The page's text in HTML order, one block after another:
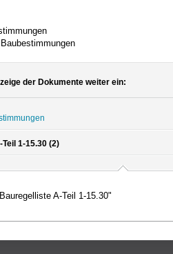
der Dokumente weiter ein:
1-15.30 (2)
A-Teil 1-15.30"